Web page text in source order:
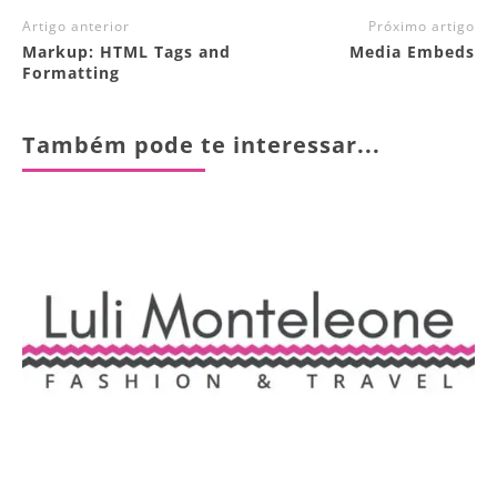
Artigo anterior
Markup: HTML Tags and
Formatting
Próximo artigo
Media Embeds
Também pode te interessar...